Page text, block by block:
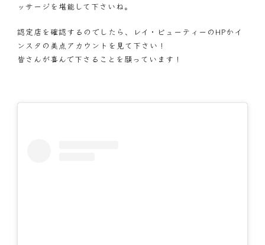
ッサージを堪能して下さいね。
認定店を確認するのでしたら、レイ・ビューティーのHPかイ
ンスタの美点アカウントを見て下さい！
皆さんが喜んで下さることを願っています！